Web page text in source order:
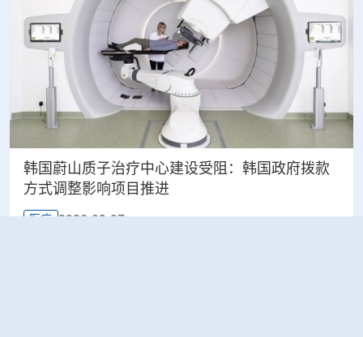
韩国蔚山质子治疗中心建设受阻：韩国政府拨款
方式调整影响项目推进
医疗 2026-08-07